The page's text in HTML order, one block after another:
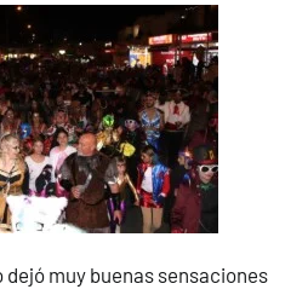
dejó muy buenas sensaciones